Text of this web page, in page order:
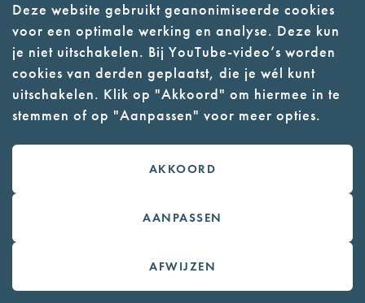
Deze website gebruikt geanonimiseerde cookies
voor een optimale werking en analyse. Deze kun
je niet uitschakelen. Bij YouTube-video’s worden
cookies van derden geplaatst, die je wél kunt
uitschakelen. Klik op "Akkoord" om hiermee in te
stemmen of op "Aanpassen" voor meer opties.
AKKOORD
AANPASSEN
AFWIJZEN
- Parkeer in de vakken of in de
parkeergarage (begane grond)
- Alleen geleidehonden
toegestaan